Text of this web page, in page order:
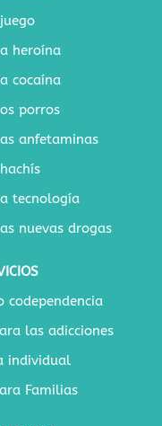
heroína
cocaína
porros
anfetaminas
tecnología
nuevas drogas
codependencia
las adicciones
individual
Familias